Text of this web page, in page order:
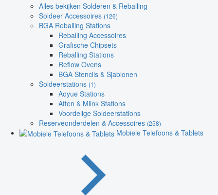
Alles bekijken Solderen & Reballing
Soldeer Accessoires (126)
BGA Reballing Stations
Reballing Accessoires
Grafische Chipsets
Reballing Stations
Reflow Ovens
BGA Stencils & Sjablonen
Soldeerstations (1)
Aoyue Stations
Atten & Mlink Stations
Voordelige Soldeerstations
Reserveonderdelen & Accessoires (258)
Mobiele Telefoons & Tablets